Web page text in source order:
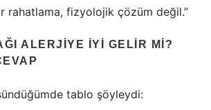
rahatlama, fizyolojik çözüm değil.”
ALERJIYE İYI GELIR MI?
tablo şöyleydi: